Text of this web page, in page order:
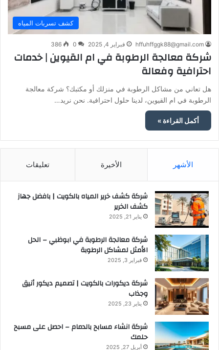
كشف تسربات المياه
hffuhffggk88@gmail.com فبراير 4, 2025 0
386
شركة معالجة الرطوبة في ام القيوين | خدمات
احترافية وفعالة
هل تعاني من مشاكل الرطوبة في منزلك أو مكتبك؟ شركة معالجة
الرطوبة في ام القيوين، لدينا حلول احترافية. نحن نريد…
أكمل القراءة »
الأشهر الأخيرة تعليقات
شركة كشف خرير المياه بالكويت | بافضل جهاز
كشف الخرير
يناير 21, 2025
شركة معالجة الرطوبة في ابوظبي – الحل
الأمثل لمشاكل الرطوبة
فبراير 3, 2025
شركة ديكورات بالكويت | تصميم ديكور أنيق
وجذاب
يناير 23, 2025
شركة انشاء مسابح بالدمام – احصل على مسبح
حلمك
أبريل 27, 2025